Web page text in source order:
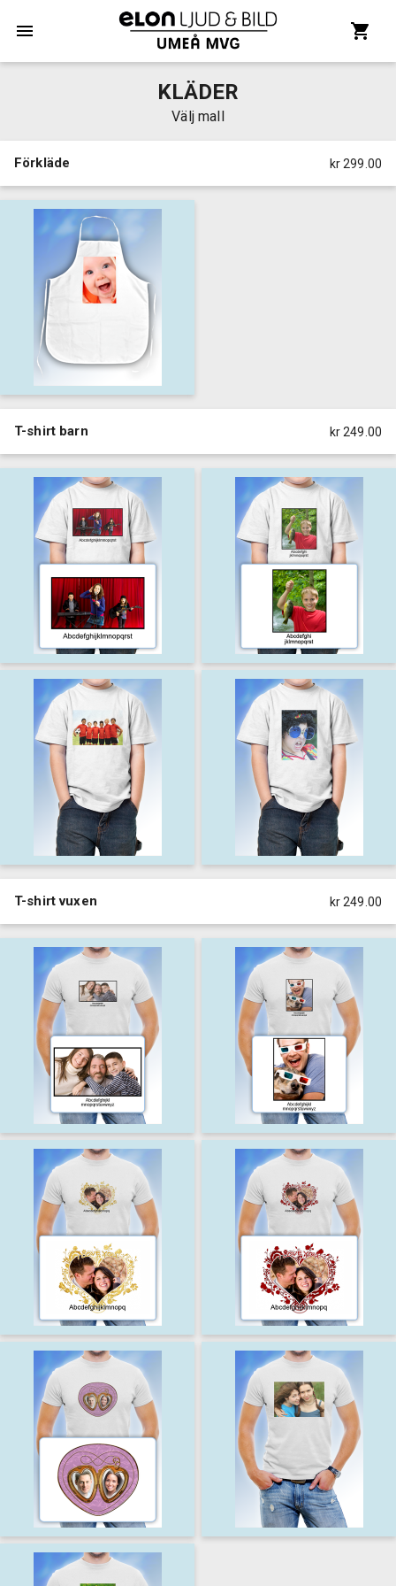
KLÄDER
Välj mall
Förkläde kr 299.00
T-shirt barn kr 249.00
T-shirt vuxen kr 249.00